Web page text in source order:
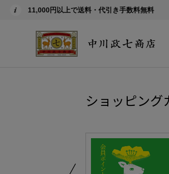
11,000円以上で送料・代引き手数料無料
ショッピング